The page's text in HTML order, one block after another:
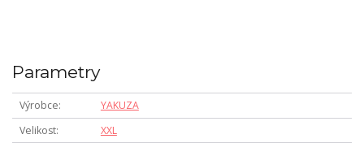
Parametry
Výrobce
YAKUZA
Velikost
XXL